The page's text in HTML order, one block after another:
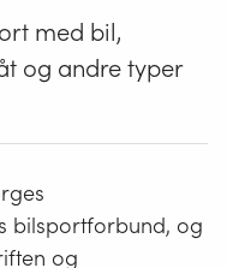
med bil,
og andre typer
bilsportforbund, og
og